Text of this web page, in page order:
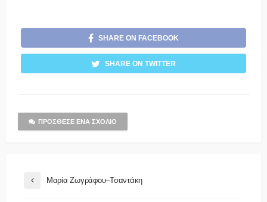
SHARE ON FACEBOOK
SHARE ON TWITTER
ΠΡΌΣΘΕΣΕ ΈΝΑ ΣΧΌΛΙΟ
Μαρία Ζωγράφου–Τσαντάκη